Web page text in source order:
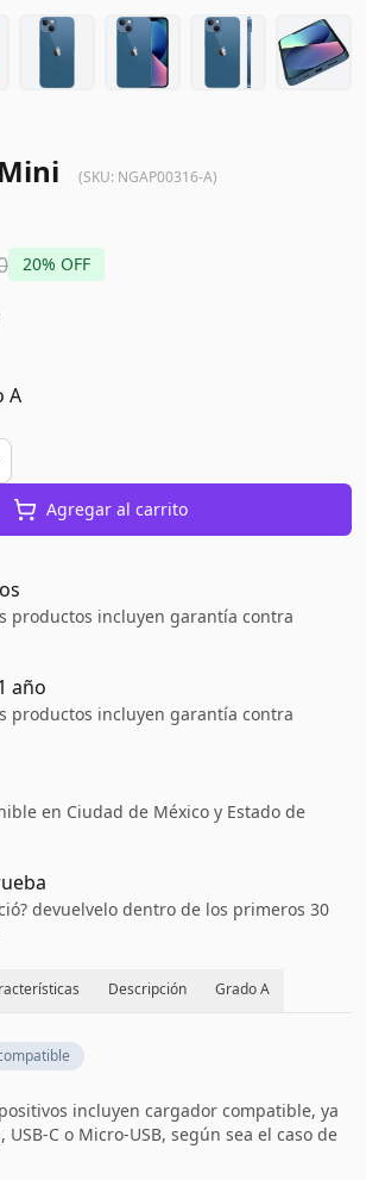
(SKU: NGAP00316-A)
20% OFF
A
Agregar al carrito
productos incluyen garantía contra
año
productos incluyen garantía contra
en Ciudad de México y Estado de
devuelvelo dentro de los primeros 30
Descripción Grado A
incluyen cargador compatible, ya
C o Micro-USB, según sea el caso de